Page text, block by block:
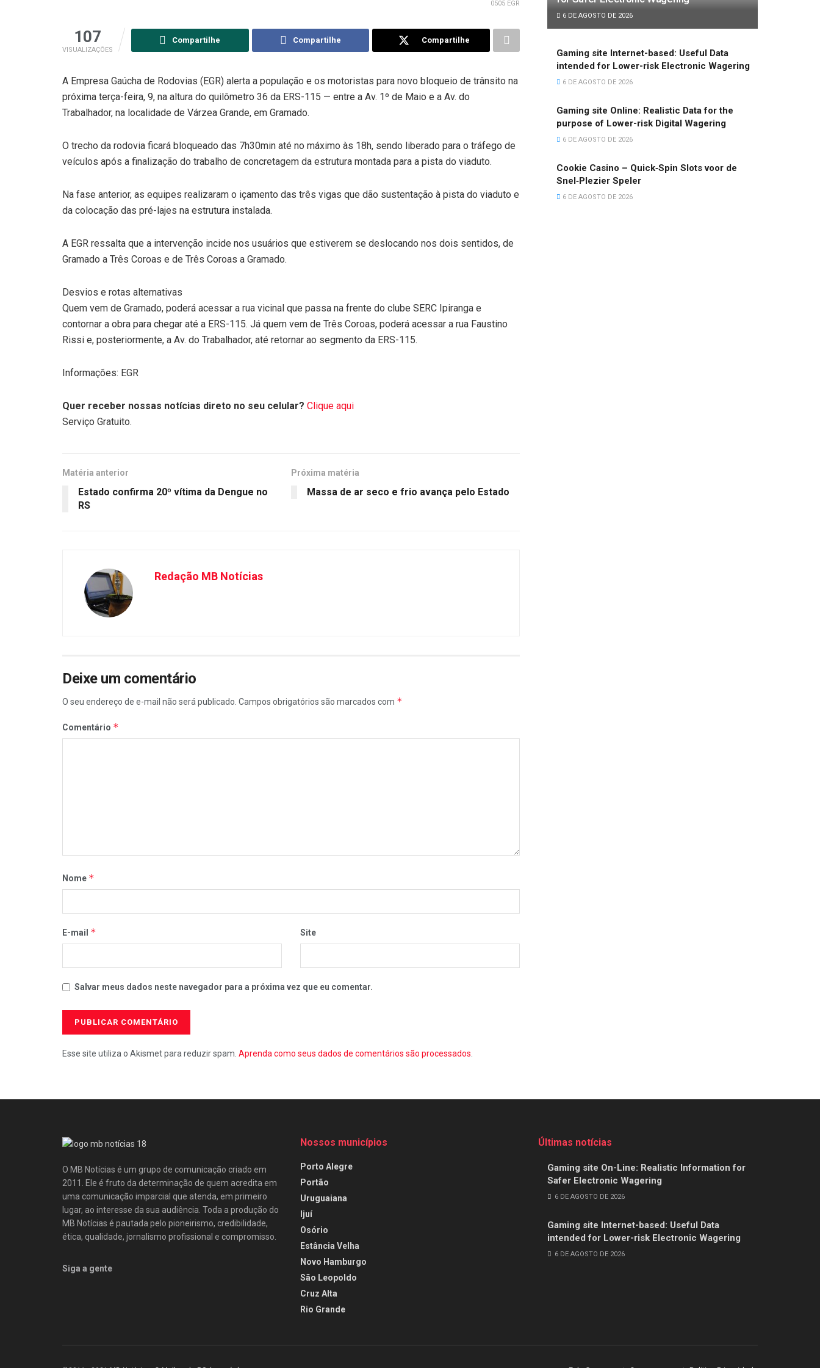
0505 EGR
107
VISUALIZAÇÕES
Compartilhe Compartilhe Compartilhe
A Empresa Gaúcha de Rodovias (EGR) alerta a população e os motoristas para novo bloqueio de trânsito na
próxima terça-feira, 9, na altura do quilômetro 36 da ERS-115 — entre a Av. 1º de Maio e a Av. do
Trabalhador, na localidade de Várzea Grande, em Gramado.
O trecho da rodovia ficará bloqueado das 7h30min até no máximo às 18h, sendo liberado para o tráfego de
veículos após a finalização do trabalho de concretagem da estrutura montada para a pista do viaduto.
Na fase anterior, as equipes realizaram o içamento das três vigas que dão sustentação à pista do viaduto e
da colocação das pré-lajes na estrutura instalada.
A EGR ressalta que a intervenção incide nos usuários que estiverem se deslocando nos dois sentidos, de
Gramado a Três Coroas e de Três Coroas a Gramado.
Desvios e rotas alternativas
Quem vem de Gramado, poderá acessar a rua vicinal que passa na frente do clube SERC Ipiranga e
contornar a obra para chegar até a ERS-115. Já quem vem de Três Coroas, poderá acessar a rua Faustino
Rissi e, posteriormente, a Av. do Trabalhador, até retornar ao segmento da ERS-115.
Informações: EGR
Quer receber nossas notícias direto no seu celular? Clique aqui
Serviço Gratuito.
Matéria anterior
Estado confirma 20º vítima da Dengue no
RS
Próxima matéria
Massa de ar seco e frio avança pelo Estado
Redação MB Notícias
Deixe um comentário
O seu endereço de e-mail não será publicado. Campos obrigatórios são marcados com *
Comentário *
Nome *
E-mail * Site
Salvar meus dados neste navegador para a próxima vez que eu comentar.
Esse site utiliza o Akismet para reduzir spam. Aprenda como seus dados de comentários são processados
6 DE AGOSTO DE 2026
Gaming site Internet-based: Useful Data
intended for Lower-risk Electronic Wagering
6 DE AGOSTO DE 2026
Gaming site Online: Realistic Data for the
purpose of Lower-risk Digital Wagering
6 DE AGOSTO DE 2026
Cookie Casino – Quick‑Spin Slots voor de
Snel‑Plezier Speler
6 DE AGOSTO DE 2026
O MB Notícias é um grupo de comunicação criado em
2011. Ele é fruto da determinação de quem acredita em
uma comunicação imparcial que atenda, em primeiro
lugar, ao interesse da sua audiência. Toda a produção do
MB Notícias é pautada pelo pioneirismo, credibilidade,
ética, qualidade, jornalismo profissional e compromisso.
Siga a gente
Nossos municípios
Porto Alegre
Portão
Uruguaiana
Ijuí
Osório
Estância Velha
Novo Hamburgo
São Leopoldo
Cruz Alta
Rio Grande
Últimas notícias
Gaming site On-Line: Realistic Information for
Safer Electronic Wagering
6 DE AGOSTO DE 2026
Gaming site Internet-based: Useful Data
intended for Lower-risk Electronic Wagering
6 DE AGOSTO DE 2026